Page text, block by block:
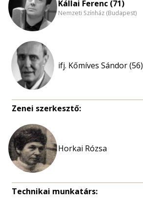
Kállai Ferenc (71)
Nemzeti Színház (Budapest)
ifj. Kőmíves Sándor (56)
Zenei szerkesztő:
Horkai Rózsa
Technikai munkatárs: